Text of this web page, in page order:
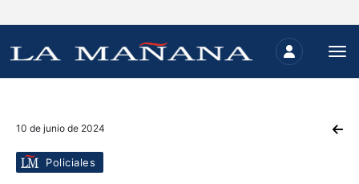
10 de junio de 2024
Policiales